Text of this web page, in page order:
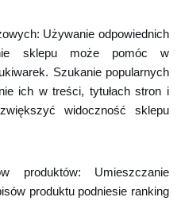
Używanie odpowiednich
sklepu może pomóc w
Szukanie popularnych
ich w treści, tytułach stron i
widoczność sklepu
produktów: Umieszczanie
produktu podniesie ranking